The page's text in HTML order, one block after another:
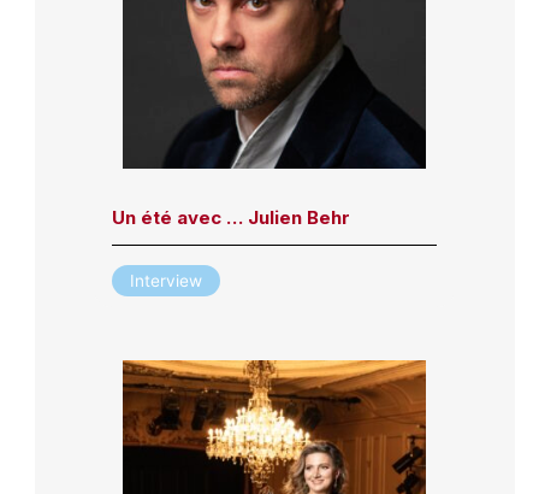
Un été avec … Julien Behr
Interview